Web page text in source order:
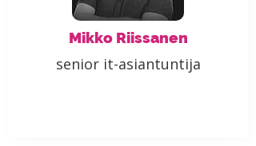
Mikko Riissanen
senior it-asiantuntija